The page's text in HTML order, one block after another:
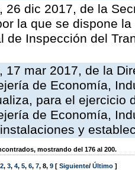
26 dic 2017, de la
la que se dispone
de Inspección del
17 mar 2017, de la
de Economía,
para el ejercicio
de Economía,
y
mostrando del 176 al 200.
2, 3, 4, 5, 6, 7, 8, 9 [ Siguiente/ Último ]